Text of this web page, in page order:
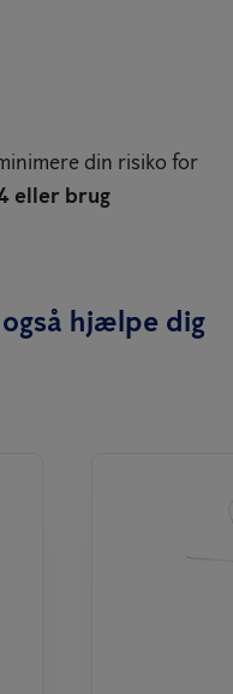
din risiko for
eller brug
hjælpe dig